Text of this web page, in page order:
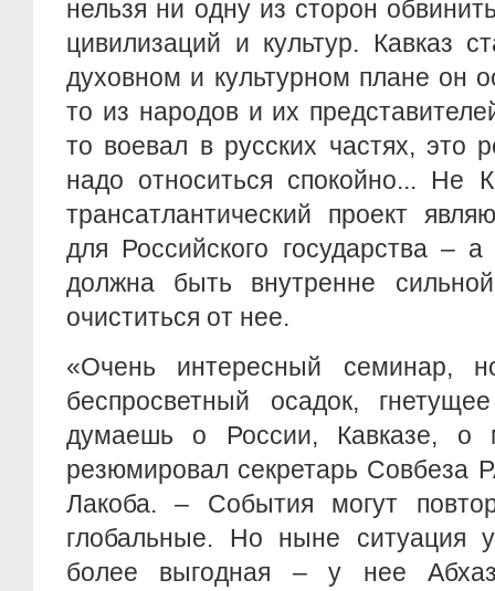
нельзя ни одну из сторон
цивилизаций и культур. Кавказ
духовном и культурном плане он
то из народов и их
то воевал в русских частях, это
надо относиться спокойно... Не
трансатлантический проект
для Российского государства –
должна быть внутренне
очиститься от нее.
«Очень интересный семинар,
беспросветный осадок,
думаешь о России, Кавказе,
резюмировал секретарь Совбеза
Лакоба. – События могут
глобальные. Но ныне ситуация
более выгодная – у нее